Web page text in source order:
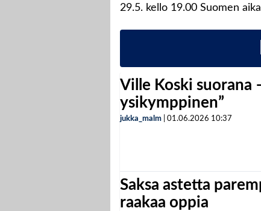
29.5. kello 19.00 Suomen
Ville Koski suorana
ysikymppinen”
jukka_malm 01.06.2026 10:37
Saksa astetta
raakaa oppia